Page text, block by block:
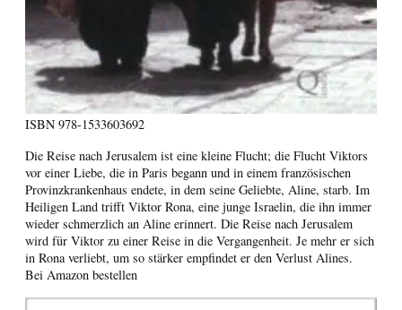
ISBN 978-1533603692
Die Reise nach Jerusalem ist eine kleine Flucht; die Flucht Viktors
vor einer Liebe, die in Paris begann und in einem französischen
Provinzkrankenhaus endete, in dem seine Geliebte, Aline, starb. Im
Heiligen Land trifft Viktor Rona, eine junge Israelin, die ihn immer
wieder schmerzlich an Aline erinnert. Die Reise nach Jerusalem
wird für Viktor zu einer Reise in die Vergangenheit. Je mehr er sich
in Rona verliebt, um so stärker empfindet er den Verlust Alines.
Bei Amazon bestellen